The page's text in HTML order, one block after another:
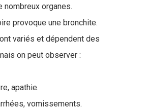
nombreux organes.
provoque une bronchite.
variés et dépendent des
on peut observer :
apathie.
vomissements.